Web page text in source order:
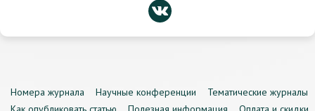
Номера журнала Научные конференции
Тематические журналы